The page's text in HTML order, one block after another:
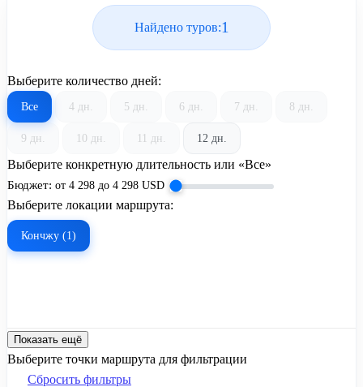
Найдено туров:1
Выберите количество дней:
Все 4 дн. 5 дн. 6 дн. 7 дн. 8 дн.
9 дн. 10 дн. 11 дн. 12 дн.
Выберите конкретную длительность или «Все»
Бюджет: от 4 298 до 4 298 USD
Выберите локации маршрута:
Кончжу (1)
Показать ещё
Выберите точки маршрута для фильтрации
Сбросить фильтры